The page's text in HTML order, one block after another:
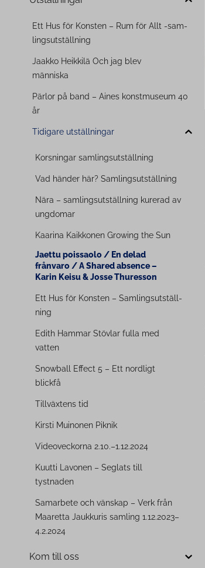
Ett Hus för Konsten – Rum för Allt -sam­
ling­suts­täll­ning
Jaakko Heikkilä Och jag blev
människa
Pärlor på band – Aines konstmuseum 40
år
Tidigare uts­täll­nin­gar
Korsningar sam­ling­suts­täll­ning
Vad händer här? Sam­ling­suts­täll­ning
Nära – sam­ling­suts­täll­ning kurerad av
ungdomar
Kaarina Kaikkonen Growing the Sun
Jaettu poissaolo / En delad
frånvaro / A Shared absence –
Karin Keisu & Josse Thuresson
Ett Hus för Konsten – Sam­lings­ut­ställ­
ning
Edith Hammar Stövlar fulla med
vatten
Snowball Effect 5 – Ett nordligt
blickfå
Tillväxtens tid
Kirsti Muinonen Piknik
Vi­deo­vec­kor­na 2.10.–1.12.2024
Kuutti Lavonen – Seglats till
tystnaden
Samarbete och vänskap – Verk från
Maaretta Jaukkuris samling 1.12.2023–
4.2.2024
Kom till oss